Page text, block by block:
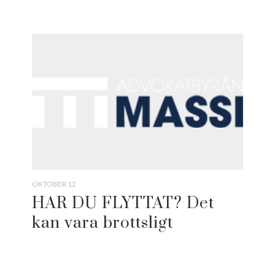
OKTOBER 12
HAR DU FLYTTAT? Det
kan vara brottsligt